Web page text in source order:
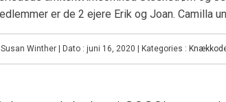
er de 2 ejere Erik og Joan. Camilla
Winther | Dato : juni 16, 2020 | Kategories :